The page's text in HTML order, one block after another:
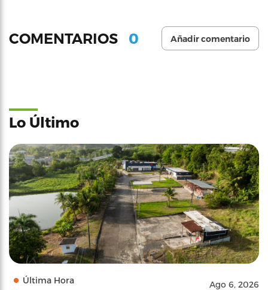
COMENTARIOS 0 Añadir comentario
Lo Último
Última Hora Ago 6, 2026